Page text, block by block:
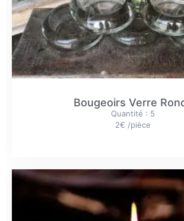
Bougeoirs Verre
Quantité : 5
2€ /pièce